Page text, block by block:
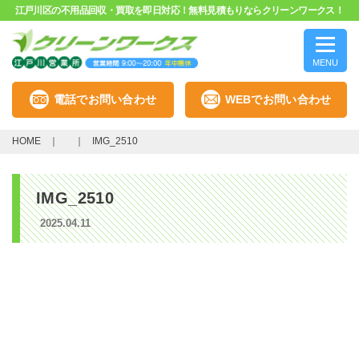
江戸川区の不用品回収・買取を即日対応！無料見積もりならクリーンワークス！
MENU
電話でお問い合わせ WEBでお問い合わせ
HOME IMG_2510
IMG_2510
2025.04.11